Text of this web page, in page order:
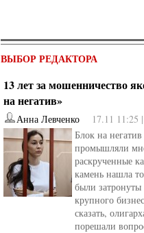
ВЫБОР РЕДАКТОРА
13 лет за мошенничество
на негатив»
Анна Левченко 17.11
Блок на
промышляли
раскрученные
камень нашла
были
крупного
сказать,
порешали